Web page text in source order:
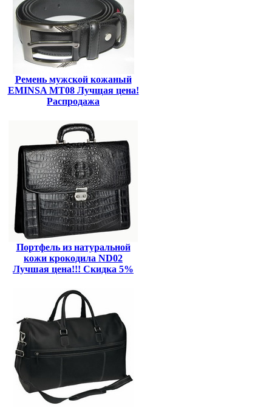
Ремень мужской кожаный
EMINSA MT08 Лучщая цена!
Распродажа
Портфель из натуральной
кожи крокодила ND02
Лучшая цена!!! Скидка 5%